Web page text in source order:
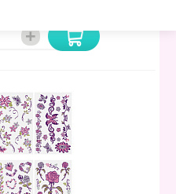
+